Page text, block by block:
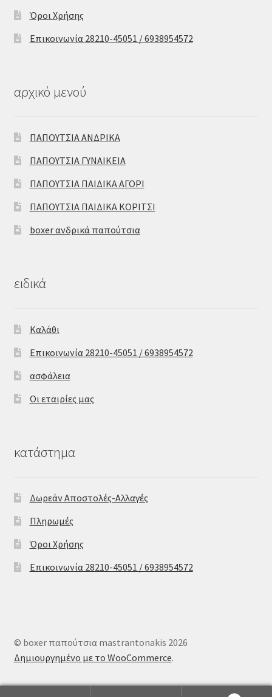
Όροι Χρήσης
Επικοινωνία 28210-45051 / 6938954572
αρχικό μενού
ΠΑΠΟΥΤΣΙΑ ΑΝΔΡΙΚΑ
ΠΑΠΟΥΤΣΙΑ ΓΥΝΑΙΚΕΙΑ
ΠΑΠΟΥΤΣΙΑ ΠΑΙΔΙΚΑ ΑΓΟΡΙ
ΠΑΠΟΥΤΣΙΑ ΠΑΙΔΙΚΑ ΚΟΡΙΤΣΙ
boxer ανδρικά παπούτσια
ειδικά
Καλάθι
Επικοινωνία 28210-45051 / 6938954572
ασφάλεια
Οι εταιρίες μας
κατάστημα
Δωρεάν Αποστολές-Αλλαγές
Πληρωμές
Όροι Χρήσης
Επικοινωνία 28210-45051 / 6938954572
© boxer παπούτσια mastrantonakis 2026
Δημιουργημένο με το WooCommerce.